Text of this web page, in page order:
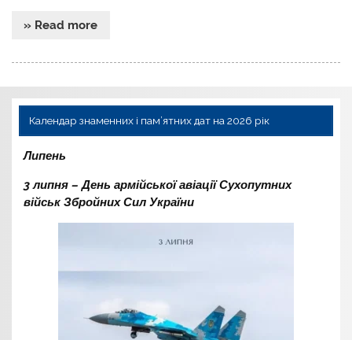
» Read more
Календар знаменних і пам’ятних дат на 2026 рік
Липень
3 липня – День армійської авіації Сухопутних
військ Збройних Сил України